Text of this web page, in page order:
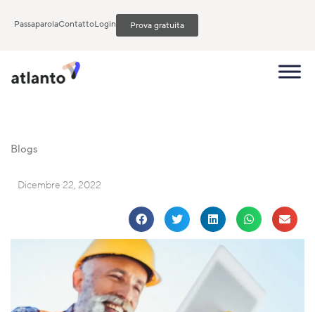
PassaparolaContattoLogin Prova gratuita
Blogs
Dicembre 22, 2022